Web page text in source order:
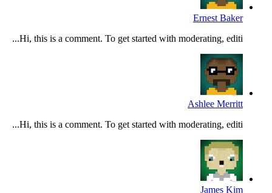
Ernest Baker
Hi, this is a comment. To get started with moderating, editi...
Ashlee Merritt
Hi, this is a comment. To get started with moderating, editi...
James Kim